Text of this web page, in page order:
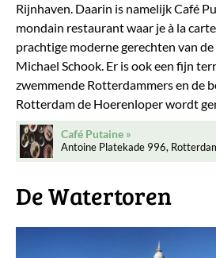
Rijnhaven. Daarin is namelijk Café
mondain restaurant waar je à la
prachtige moderne gerechten van
Michael Schook. Er is ook een fijn
zwemmende Rotterdammers en de
Rotterdam de Hoerenloper wordt
Café Putaine
Antoine Platekade 996,
De Watertoren